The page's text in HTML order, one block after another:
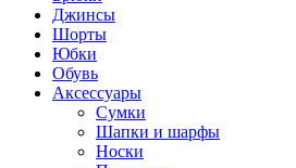
Джинсы
Шорты
Юбки
Обувь
Аксессуары
Сумки
Шапки и шарфы
Носки